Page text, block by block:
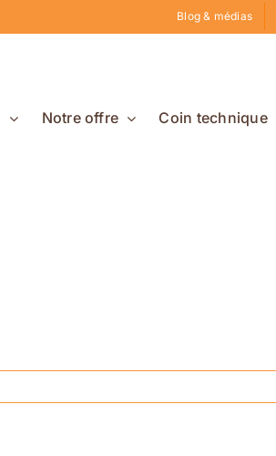
Blog & médias
Notre offre Coin technique